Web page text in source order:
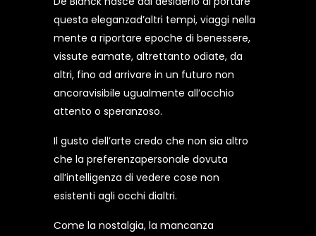
questa eleganzad’altri tempi, viaggi nella
mente a riportare epoche di benessere,
vissute eamate, altrettanto odiate, da
altri, fino ad arrivare in un futuro non
ancoravisibile ugualmente all’occhio
attento o speranzoso.
Il gusto dell’arte credo che non sia altro
che la preferenzapersonale dovuta
all’intelligenza di vedere cose non
esistenti agli occhi dialtri.
Come la nostalgia, la mancanza